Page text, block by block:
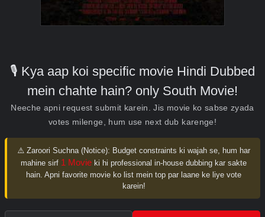
🎙️ Kya aap koi specific movie Hindi Dubbed
mein chahte hain? only South Movie!
Neeche apni request submit karein. Jis movie ko sabse zyada
votes milenge, hum use next dub karenge!
⚠️ Zaroori Suchna (Notice): Budget constraints ki wajah se, hum har
mahine sirf 1 Movie ki hi professional in-house dubbing kar sakte
hain. Apni favorite movie ko list mein top par laane ke liye vote
karein!